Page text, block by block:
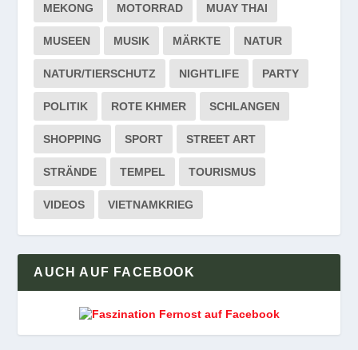
MEKONG MOTORRAD MUAY THAI
MUSEEN MUSIK MÄRKTE NATUR
NATUR/TIERSCHUTZ NIGHTLIFE PARTY
POLITIK ROTE KHMER SCHLANGEN
SHOPPING SPORT STREET ART
STRÄNDE TEMPEL TOURISMUS
VIDEOS VIETNAMKRIEG
AUCH AUF FACEBOOK